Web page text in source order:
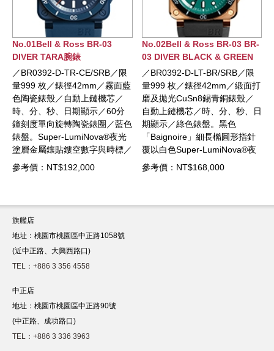
BR-03
CE/SRB／限
／霧面藍
上鏈機芯／
顯示／60分
瓷錶圈／藍色
夜光
數字與時標／
藍寶石水晶
No.02Bell & Ross BR-03 BR-
03 DIVER BLACK & GREEN
BRONZE腕錶
／BR0392-D-LT-BR/SRB／限
量999 枚／錶徑42mm／緞面打
磨及拋光CuSn8錫青銅錶殼／
自動上鏈機芯／時、分、秒、日
期顯示／綠色錶盤。黑色
「Baignoire」細長橢圓形指針
覆以白色Super-LumiNova®夜
光塗層／動力儲存54小時／藍
參考價：NT$168,000
No.03Bell & Ross
GMT BLUE腕錶
／BR0393-BLU-
42mm／精鋼錶殼
芯／24小時刻度雙
與藍灰雙色陽極氧
分、秒、日期、第
時)顯示／藍色錶盤
Super-LumiNova®
藍寶石水晶鏡面／
參考價：
旗艦店
地址：桃園市桃園區中正路1058號
(近中正路、大興西路口)
TEL：+886 3 356 4558
中正店
地址：桃園市桃園區中正路90號
(中正路、成功路口)
TEL：+886 3 336 3963